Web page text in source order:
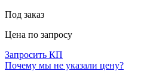
Под заказ
Цена по запросу
Запросить КП
Почему мы не указали цену?